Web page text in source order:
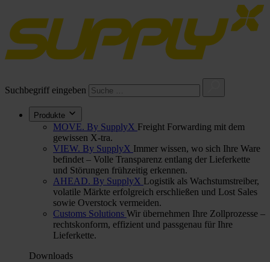
Suchbegriff eingeben
Produkte
MOVE. By SupplyX Freight Forwarding mit dem
gewissen X-tra.
VIEW. By SupplyX Immer wissen, wo sich Ihre Ware
befindet – Volle Transparenz entlang der Lieferkette
und Störungen frühzeitig erkennen.
AHEAD. By SupplyX Logistik als Wachstumstreiber,
volatile Märkte erfolgreich erschließen und Lost Sales
sowie Overstock vermeiden.
Customs Solutions Wir übernehmen Ihre Zollprozesse –
rechtskonform, effizient und passgenau für Ihre
Lieferkette.
Downloads